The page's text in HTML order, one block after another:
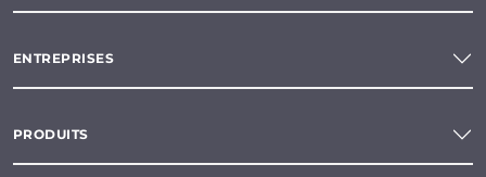
ENTREPRISES
PRODUITS